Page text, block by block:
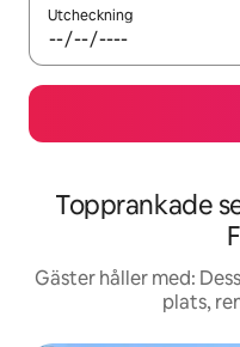
Utcheckning
Topprankade
Gäster håller med:
plats,